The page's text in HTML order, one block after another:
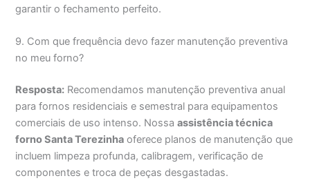
garantir o fechamento perfeito.
9. Com que frequência devo fazer manutenção preventiva
no meu forno?
Resposta: Recomendamos manutenção preventiva anual
para fornos residenciais e semestral para equipamentos
comerciais de uso intenso. Nossaassistência técnica
forno Santa Terezinha oferece planos de manutenção que
incluem limpeza profunda, calibragem, verificação de
componentes e troca de peças desgastadas.